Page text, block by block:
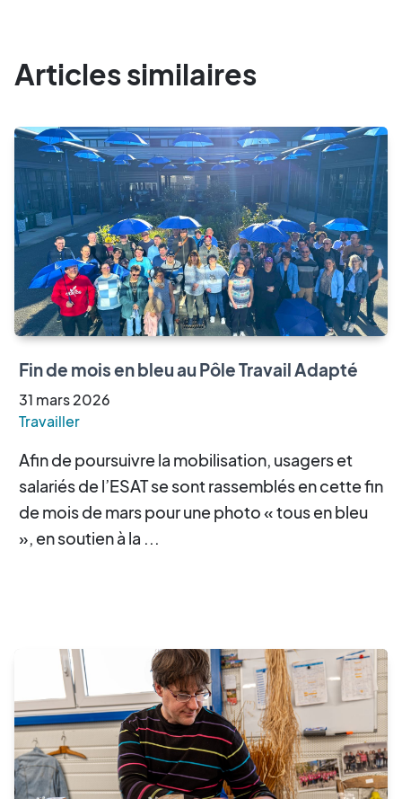
Articles similaires
Fin de mois en bleu au Pôle Travail Adapté
31 mars2026
Travailler
Afin de poursuivre la mobilisation, usagers et
salariés de l’ESAT se sont rassemblés en cette fin
de mois de mars pour une photo « tous en bleu
», en soutien à la ...